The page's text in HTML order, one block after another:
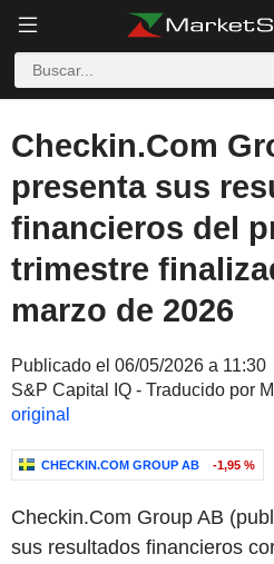
Checkin.Com
presenta sus
financieros del
trimestre
marzo de 2026
Publicado el 06/05/2026 a 11:30
S&P Capital IQ - Traducido por
original
CHECKIN.COM GROUP AB -1,95 %
Checkin.Com Group AB
sus resultados financieros